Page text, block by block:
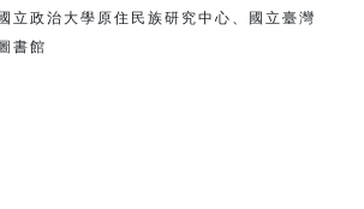
國立政治大學原住民族研究中心、國立臺灣
書館